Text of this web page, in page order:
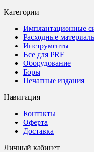
Категории
Имплантационные
Расходные
Инструменты
Все для PRF
Оборудование
Боры
Печатные издания
Навигация
Контакты
Оферта
Доставка
Личный кабинет